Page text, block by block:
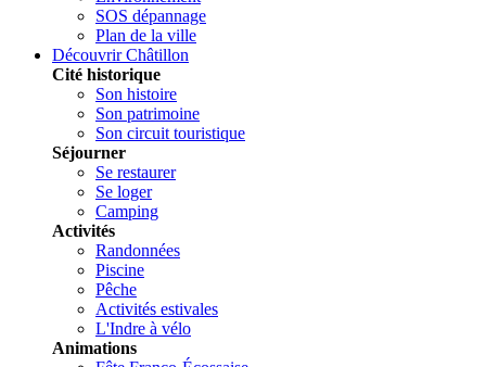
SOS dépannage
Plan de la ville
Découvrir Châtillon
Cité historique
Son histoire
Son patrimoine
Son circuit touristique
Séjourner
Se restaurer
Se loger
Camping
Activités
Randonnées
Piscine
Pêche
Activités estivales
L'Indre à vélo
Animations